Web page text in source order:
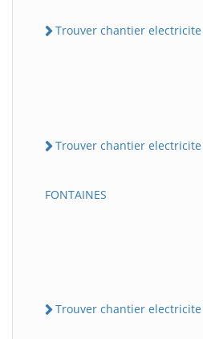
Trouver chantier electricite
Trouver chantier electricite
FONTAINES
Trouver chantier electricite